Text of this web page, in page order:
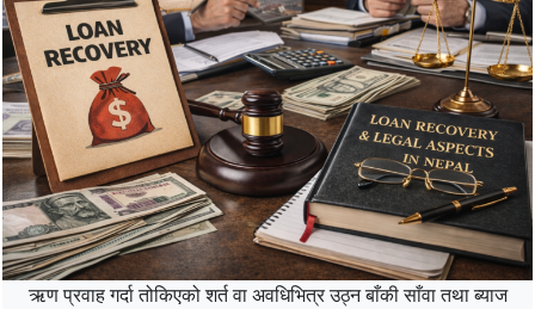
ऋण प्रवाह गर्दा तोकिएको शर्त वा अवधिभित्र उठ्न बाँकी साँवा तथा ब्याज